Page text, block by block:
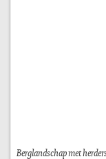
Berglandschap met